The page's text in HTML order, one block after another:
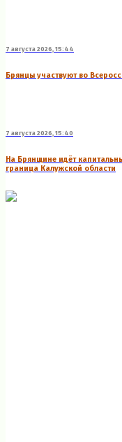
7 августа 2026, 15:44
Брянцы участвуют во
7 августа 2026, 15:40
На Брянщине идёт
граница Калужской области